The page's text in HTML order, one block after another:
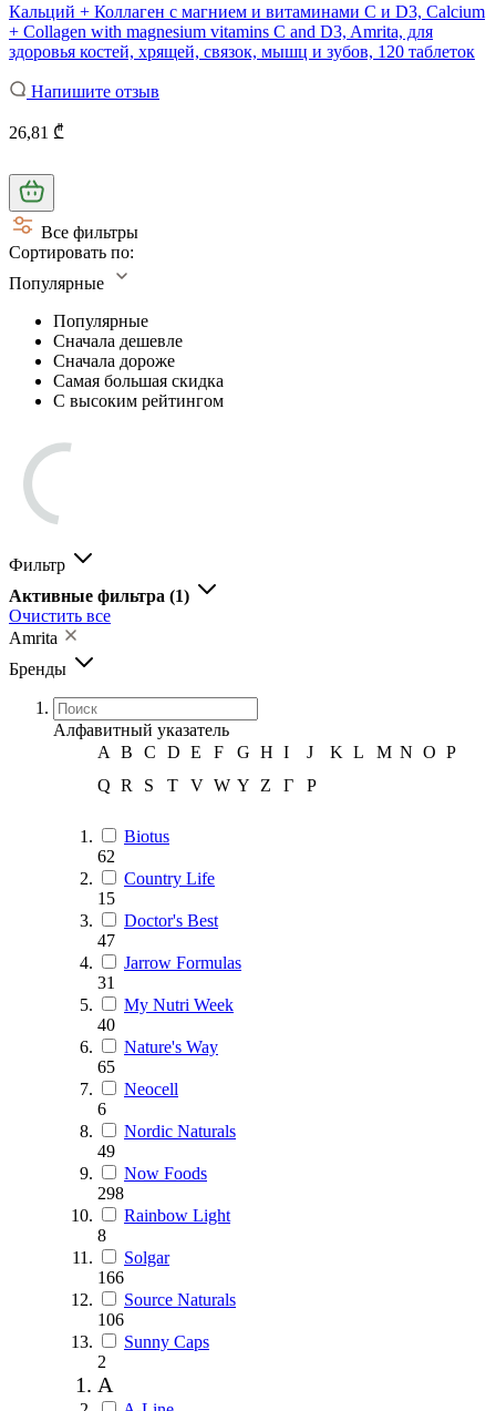
Кальций + Коллаген с магнием и витаминами С и D3, Calcium
+ Collagen with magnesium vitamins C and D3, Amrita, для
здоровья костей, хрящей, связок, мышц и зубов, 120 таблеток
Напишите отзыв
26,81 ₾
Все фильтры
Сортировать по:
Популярные
Популярные
Сначала дешевле
Сначала дороже
Самая большая скидка
С высоким рейтингом
Фильтр
Активные фильтра (1)
Очистить все
Amrita
Бренды
Алфавитный указатель
A
B C D E F G H I J K L M N O P
Q R S T V W Y Z Г Р
Biotus
62
Country Life
15
Doctor's Best
47
Jarrow Formulas
31
My Nutri Week
40
Nature's Way
65
Neocell
6
Nordic Naturals
49
Now Foods
298
Rainbow Light
8
Solgar
166
Source Naturals
106
Sunny Caps
2
A